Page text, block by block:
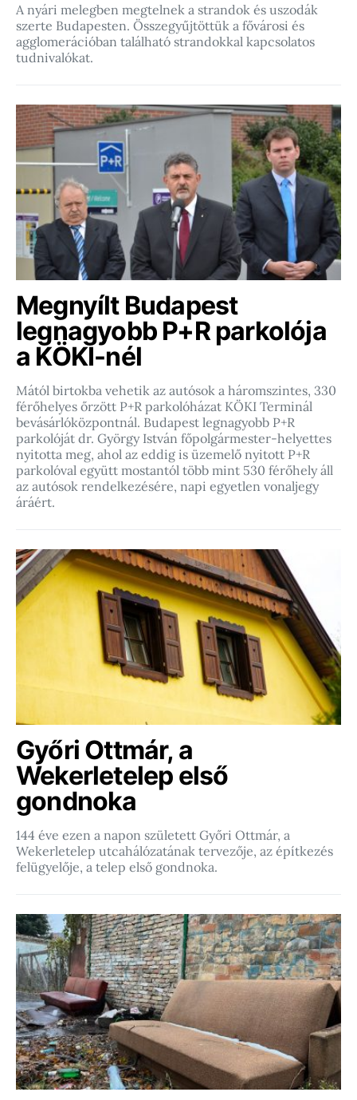
A nyári melegben megtelnek a strandok és uszodák
szerte Budapesten. Összegyűjtöttük a fővárosi és
agglomerációban található strandokkal kapcsolatos
tudnivalókat.
Megnyílt Budapest
legnagyobb P+R parkolója
a KÖKI-nél
Mától birtokba vehetik az autósok a háromszintes, 330
férőhelyes őrzött P+R parkolóházat KÖKI Terminál
bevásárlóközpontnál. Budapest legnagyobb P+R
parkolóját dr. György István főpolgármester-helyettes
nyitotta meg, ahol az eddig is üzemelő nyitott P+R
parkolóval együtt mostantól több mint 530 férőhely áll
az autósok rendelkezésére, napi egyetlen vonaljegy
áráért.
Győri Ottmár, a
Wekerletelep első
gondnoka
144 éve ezen a napon született Győri Ottmár, a
Wekerletelep utcahálózatának tervezője, az építkezés
felügyelője, a telep első gondnoka.